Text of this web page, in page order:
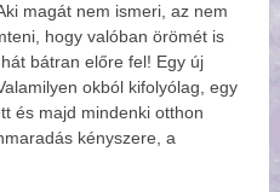
magát nem ismeri, az nem
hogy valóban örömét is
bátran előre fel! Egy új
okból kifolyólag, egy
és majd mindenki otthon
kényszere, a